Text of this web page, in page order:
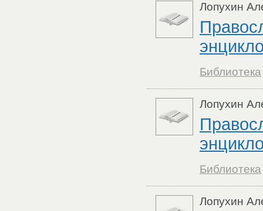
Лопухин
Библиотека
Лопухин
Библиотека
Лопухин